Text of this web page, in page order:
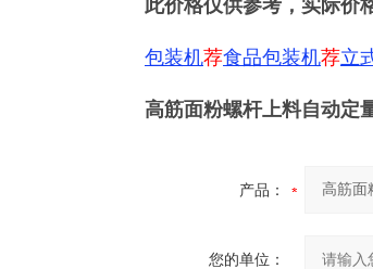
此价格仅供参考，实际价
包装机荐食品包装机荐立
高筋面粉螺杆上料自动定
产品：
您的单位：